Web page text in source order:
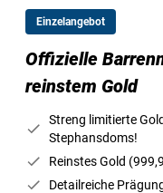
Einzelangebot
Offizielle
reinstem Gold
Streng limitierte
Stephansdoms!
Reinstes Gold
Detailreiche